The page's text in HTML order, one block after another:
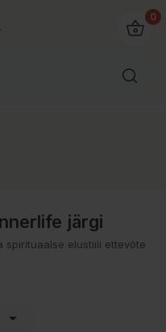
0
järgi
spirituaalse elustiili ettevõte
